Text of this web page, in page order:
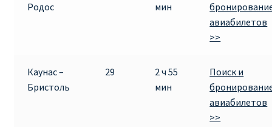
Родос
мин
авиабилетов
>>
Каунас –
Бристоль
29
2 ч 55
мин
Поиск и
авиабилетов
>>